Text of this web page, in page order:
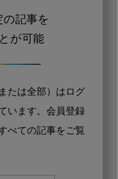
の記事を
が可能
たは全部）はログ
います。会員登録
べての記事をご覧